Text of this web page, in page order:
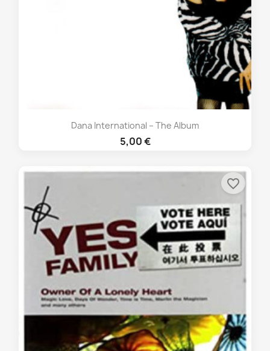
Dana International – The Album
5,00 €
favorite_border